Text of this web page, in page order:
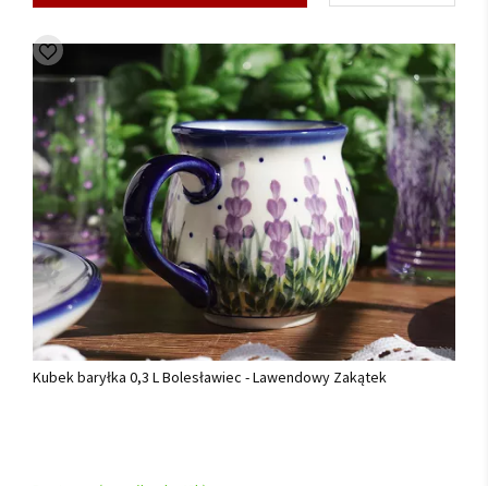
Kubek baryłka 0,3 L Bolesławiec - Lawendowy Zakątek